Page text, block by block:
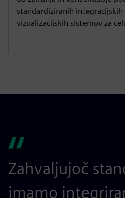
standardiziranih
vizualizacijskih sistemov za
Zahvaljujoč
imamo